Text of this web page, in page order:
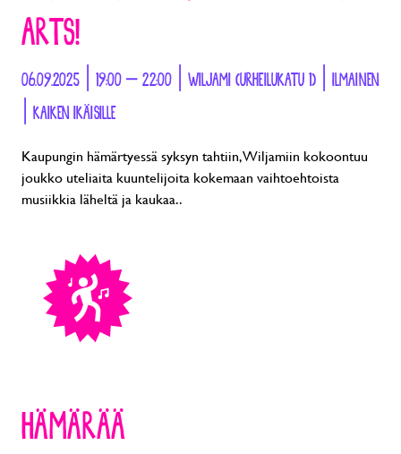
ARTS!
06.09.2025 | 19:00 – 22:00 | WILJAMI (URHEILUKATU 1) | ILMAINEN
| KAIKEN IKÄISILLE
Kaupungin hämärtyessä syksyn tahtiin, Wiljamiin kokoontuu
joukko uteliaita kuuntelijoita kokemaan vaihtoehtoista
musiikkia läheltä ja kaukaa..
HÄMÄRÄÄ